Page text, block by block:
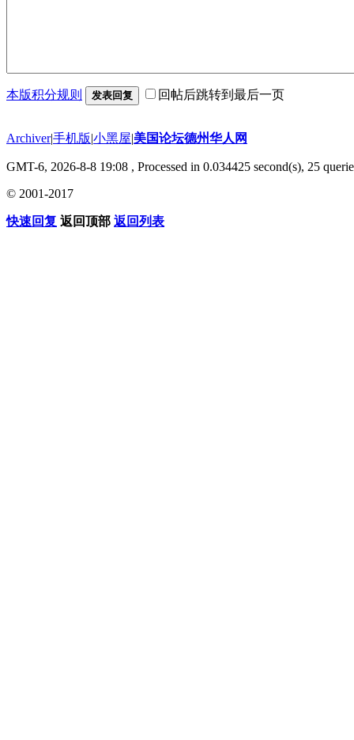
本版积分规则 发表回复 回帖后跳转到最后一页
Archiver|手机版|小黑屋|美国论坛德州华人网
GMT-6, 2026-8-8 19:08 , Processed in 0.034425 second(s), 25
© 2001-2017
快速回复 返回顶部 返回列表